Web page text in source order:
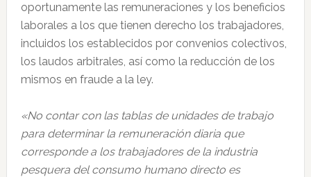
oportunamente las remuneraciones y los beneficios
laborales a los que tienen derecho los trabajadores,
incluidos los establecidos por convenios colectivos,
los laudos arbitrales, así como la reducción de los
mismos en fraude a la ley.
«No contar con las tablas de unidades de trabajo
para determinar la remuneración diaria que
corresponde a los trabajadores de la industria
pesquera del consumo humano directo es